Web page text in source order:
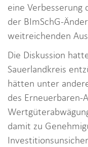
eine Verbesserung
der BImSchG-
weitreichenden
Die Diskussion
Sauerlandkreis
hätten unter
des Erneuerbaren-
damit zu